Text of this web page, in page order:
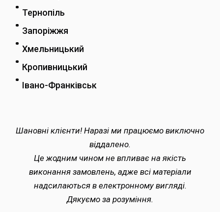
Тернопіль
Запоріжжя
Хмельницький
Кропивницький
Івано-Франківськ
Шановні клієнти! Наразі ми працюємо виключно
віддалено.
Це жодним чином не впливає на якість
виконання замовлень, адже всі матеріали
надсилаються в електронному вигляді.
Дякуємо за розуміння.